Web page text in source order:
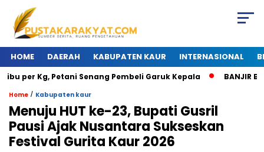
HOME DAERAH KABUPATEN KAUR INTERNASIONAL
per Kg, Petani Senang Pembeli Garuk Kepala BANJIR
Home / Kabupaten kaur
Menuju HUT ke-23, Bupati Gusril
Pausi Ajak Nusantara Sukseskan
Festival Gurita Kaur 2026